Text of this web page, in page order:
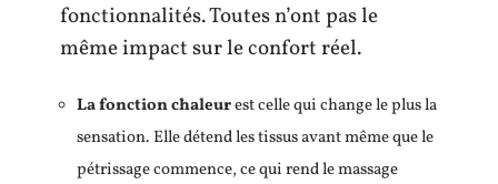
fonctionnalités. Toutes n’ont pas le
même impact sur le confort réel.
La fonction chaleurest celle qui change le plus la
sensation. Elle détend les tissus avant même que le
pétrissage commence, ce qui rend le massage